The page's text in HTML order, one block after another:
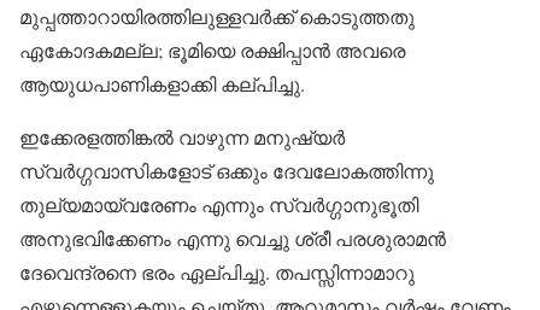
മുപ്പത്താറായിരത്തിലുള്ളവർക്ക് കൊടുത്തതു
ഏകോദകമല്ല; ഭൂമിയെ രക്ഷിപ്പാൻ അവരെ
ആയുധപാണികളാക്കി കല്പിച്ചു.
ഇക്കേരളത്തിങ്കൽ വാഴുന്ന മനുഷ്യർ
സ്വർഗ്ഗവാസികളോട് ഒക്കും ദേവലോകത്തിന്നു
തുല്യമായ്‌വരേണം എന്നും സ്വർഗ്ഗാനുഭൂതി
അനുഭവിക്കേണം എന്നു വെച്ചു ശ്രീ പരശുരാമൻ
ദേവെന്ദ്രനെ ഭരം ഏല്പിച്ചു. തപസ്സിന്നാമാറു